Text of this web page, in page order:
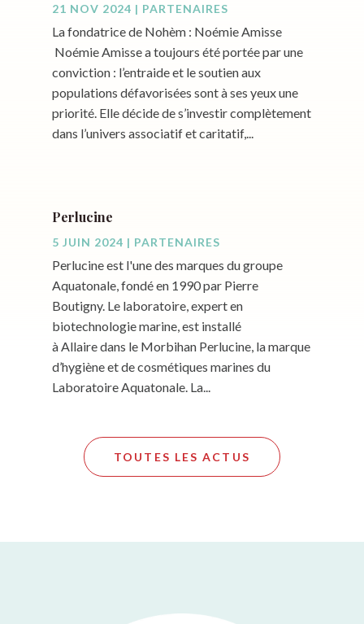
21 NOV 2024 | PARTENAIRES
La fondatrice de Nohèm : Noémie Amisse
Noémie Amisse a toujours été portée par une
conviction : l’entraide et le soutien aux
populations défavorisées sont à ses yeux une
priorité. Elle décide de s’investir complètement
dans l’univers associatif et caritatif,...
Perlucine
5 JUIN 2024 | PARTENAIRES
Perlucine est l'une des marques du groupe
Aquatonale, fondé en 1990 par Pierre
Boutigny. Le laboratoire, expert en
biotechnologie marine, est installé
à Allaire dans le Morbihan Perlucine, la marque
d’hygiène et de cosmétiques marines du
Laboratoire Aquatonale. La...
TOUTES LES ACTUS